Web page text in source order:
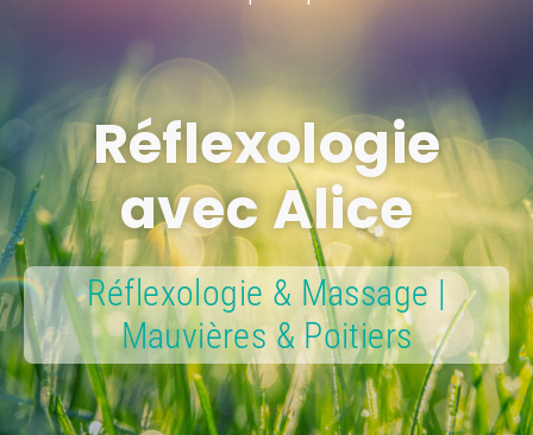
Réflexologie
avec Alice
Réflexologie & Massage |
Mauvières & Poitiers